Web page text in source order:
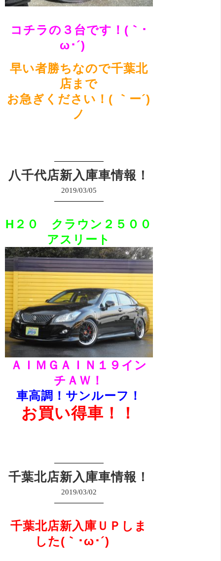
コチラの３台です！(｀･
ω･´)ゞ
早い者勝ちなので千葉北
店まで
お急ぎください！( ｀ー´)
ノ
八千代店新入庫車情報！
2019/03/05
H２０ クラウン２５００
アスリート
ＡＩＭＧＡＩＮ１９イン
チＡＷ！
車高調！サンルーフ！
お買い得車！！
千葉北店新入庫車情報！
2019/03/02
千葉北店新入庫ＵＰしま
した(｀･ω･´)ゞ